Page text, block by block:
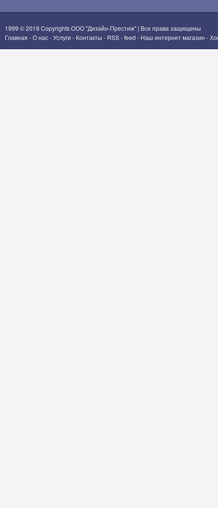
1999 © 2019 CopyrightsООО "Дизайн-Престиж" | Все права защищены
Главная -О нас-Услуги - Контакты - RSS-feed - Наш интернет магазин -